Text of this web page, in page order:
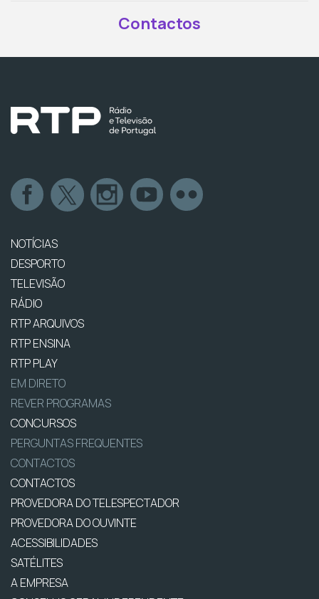
Contactos
NOTÍCIAS
DESPORTO
TELEVISÃO
RÁDIO
RTP ARQUIVOS
RTP ENSINA
RTP PLAY
EM DIRETO
REVER PROGRAMAS
CONCURSOS
PERGUNTAS FREQUENTES
CONTACTOS
CONTACTOS
PROVEDORA DO TELESPECTADOR
PROVEDORA DO OUVINTE
ACESSIBILIDADES
SATÉLITES
A EMPRESA